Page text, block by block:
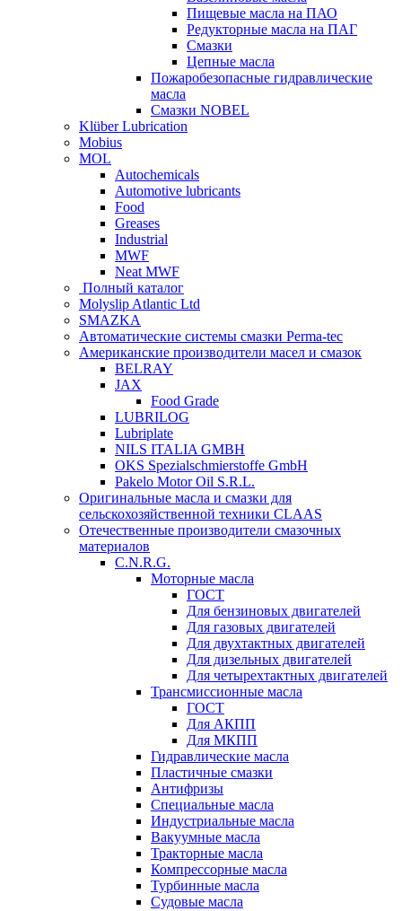
Пищевые масла на ПАО
Редукторные масла на ПАГ
Смазки
Цепные масла
Пожаробезопасные гидравлические
масла
Смазки NOBEL
Klüber Lubrication
Mobius
MOL
Autochemicals
Automotive lubricants
Food
Greases
Industrial
MWF
Neat MWF
Полный каталог
Molyslip Atlantic Ltd
SMAZKA
Автоматические системы смазки Perma-tec
Американские производители масел и смазок
BELRAY
JAX
Food Grade
LUBRILOG
Lubriplate
NILS ITALIA GMBH
OKS Spezialschmierstoffe GmbH
Pakelo Motor Oil S.R.L.
Оригинальные масла и смазки для
сельскохозяйственной техники CLAAS
Отечественные производители смазочных
материалов
C.N.R.G.
Моторные масла
ГОСТ
Для бензиновых двигателей
Для газовых двигателей
Для двухтактных двигателей
Для дизельных двигателей
Для четырехтактных двигателей
Трансмиссионные масла
ГОСТ
Для АКПП
Для МКПП
Гидравлические масла
Пластичные смазки
Антифризы
Специальные масла
Индустриальные масла
Вакуумные масла
Тракторные масла
Компрессорные масла
Турбинные масла
Судовые масла